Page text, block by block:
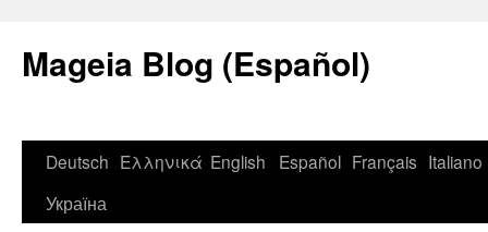
Mageia Blog (Español)
Deutsch Ελληνικά English Español Français Italiano
Україна